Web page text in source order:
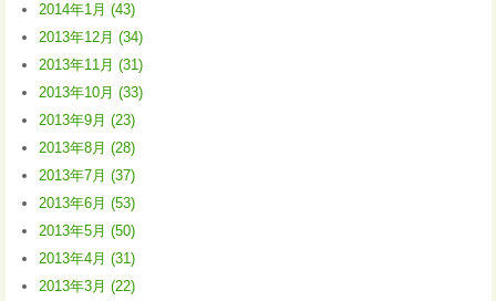
2014年1月 (43)
2013年12月 (34)
2013年11月 (31)
2013年10月 (33)
2013年9月 (23)
2013年8月 (28)
2013年7月 (37)
2013年6月 (53)
2013年5月 (50)
2013年4月 (31)
2013年3月 (22)